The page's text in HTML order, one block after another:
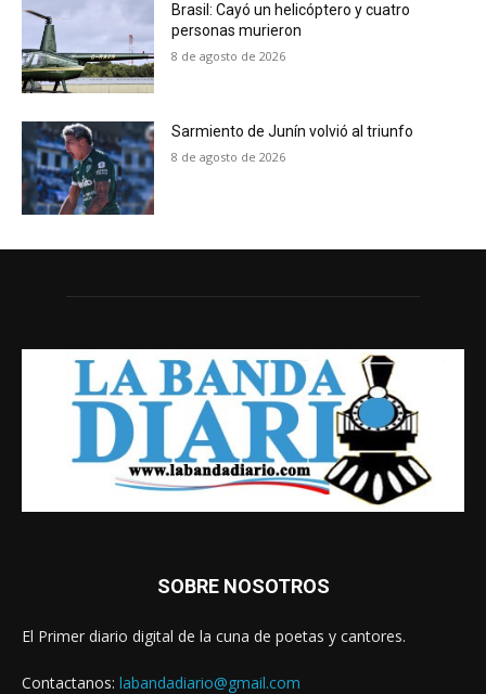
Brasil: Cayó un helicóptero y cuatro
personas murieron
8 de agosto de 2026
Sarmiento de Junín volvió al triunfo
8 de agosto de 2026
SOBRE NOSOTROS
El Primer diario digital de la cuna de poetas y cantores.
Contactanos: labandadiario@gmail.com